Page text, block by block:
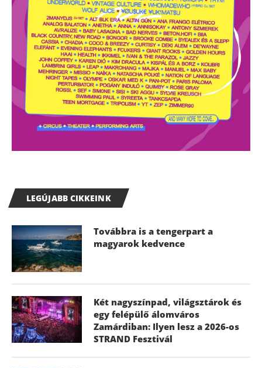
LEGÚJABB CIKKEINK
Továbbra is a tengerpart a
magyarok kedvence
Két nagyszínpad, világsztárok és
egy felépülő álomváros
Zamárdiban: Ilyen lesz a 2026-os
STRAND Fesztivál